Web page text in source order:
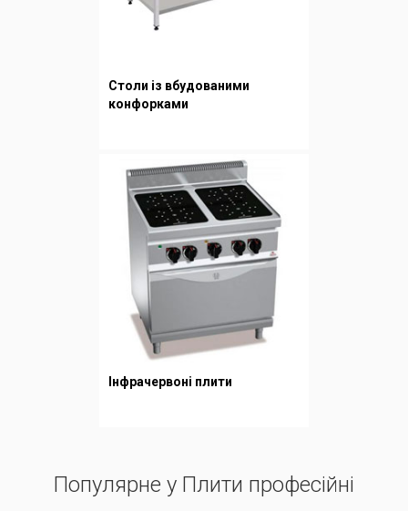
Столи із вбудованими
конфорками
Інфрачервоні плити
Популярне у Плити професійні